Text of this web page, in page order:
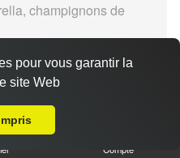
champignons de
Compte
pour vous garantir la
site Web